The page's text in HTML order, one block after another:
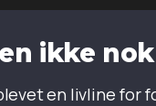
ikke nok
en livline for